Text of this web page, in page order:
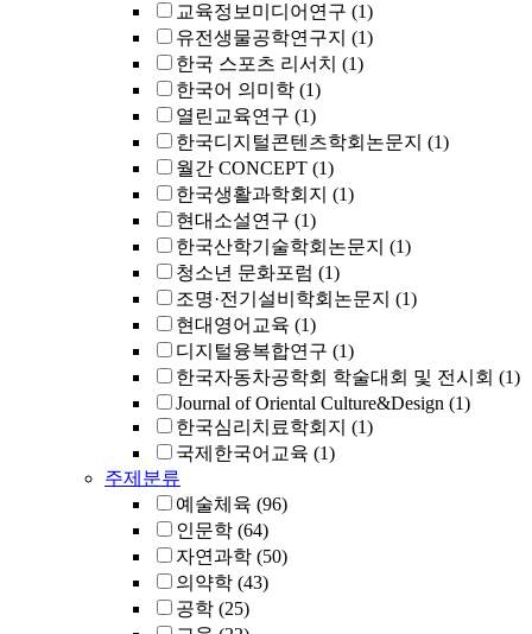
교육정보미디어연구 (1)
유전생물공학연구지 (1)
한국 스포츠 리서치 (1)
한국어 의미학 (1)
열린교육연구 (1)
한국디지털콘텐츠학회논문지 (1)
월간 CONCEPT (1)
한국생활과학회지 (1)
현대소설연구 (1)
한국산학기술학회논문지 (1)
청소년 문화포럼 (1)
조명·전기설비학회논문지 (1)
현대영어교육 (1)
디지털융복합연구 (1)
한국자동차공학회 학술대회 및 전시회 (1)
Journal of Oriental Culture&Design (1)
한국심리치료학회지 (1)
국제한국어교육 (1)
주제분류
예술체육 (96)
인문학 (64)
자연과학 (50)
의약학 (43)
공학 (25)